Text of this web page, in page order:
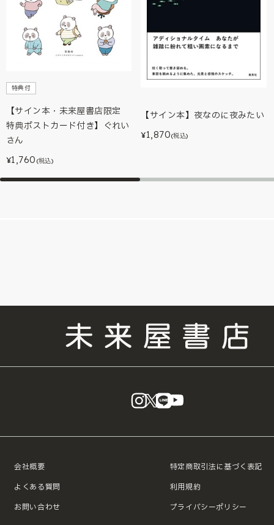
特典付
【サイン本・未来屋書店限定
特典ポストカード付き】ぐれい
さん
¥1,760 (税込)
【サイン本】夜なのに夜みたい
¥1,870(税込)
instagram
X LINE
会社概要
よくある質問
お問い合わせ
特定商取引法に基づく表記
利用規約
プライバシーポリシー